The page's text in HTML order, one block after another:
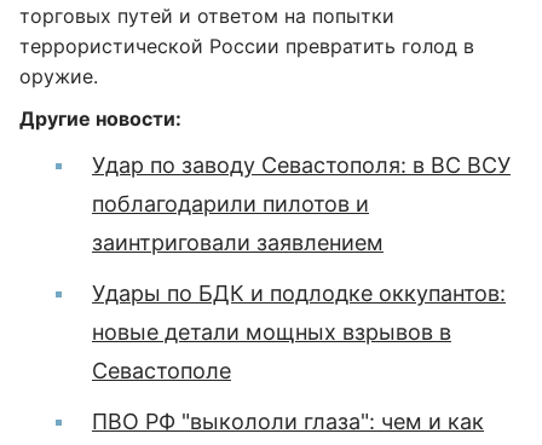
торговых путей и ответом на попытки
террористической России превратить голод в
оружие.
Другие новости:
Удар по заводу Севастополя: в ВС ВСУ
поблагодарили пилотов и
заинтриговали заявлением
Удары по БДК и подлодке оккупантов:
новые детали мощных взрывов в
Севастополе
ПВО РФ "выкололи глаза": чем и как